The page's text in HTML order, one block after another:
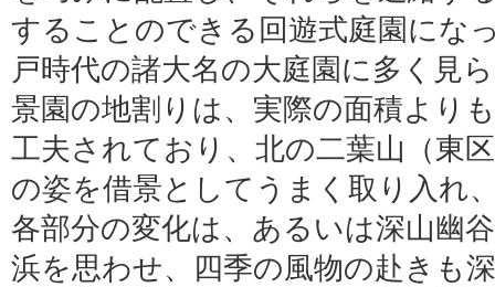
することのできる回遊式庭園にな
戸時代の諸大名の大庭園に多く見
景園の地割りは、実際の面積より
工夫されており、北の二葉山（東
の姿を借景としてうまく取り入れ
各部分の変化は、あるいは深山幽
浜を思わせ、四季の風物の赴きも